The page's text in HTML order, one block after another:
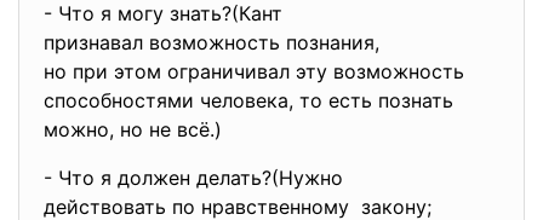
- Что я могу знать?(Кант
признавал возможность познания,
но при этом ограничивал эту возможность
способностями человека, то есть познать
можно, но не всё.)
- Что я должен делать?(Нужно
действовать по нравственному закону;